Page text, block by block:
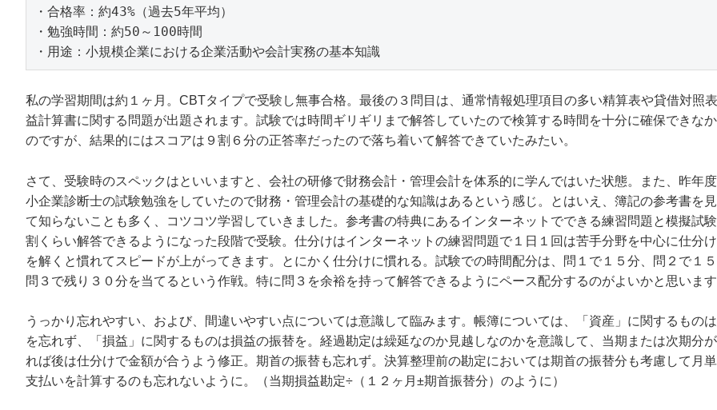
・合格率：約43%（過去5年平均）
・勉強時間：約50～100時間
・用途：小規模企業における企業活動や会計実務の基本知識
私の学習期間は約１ヶ月。CBTタイプで受験し無事合格。最後の３問目は、通常情報処理項目の多い精算表や貸借対照
益計算書に関する問題が出題されます。試験では時間ギリギリまで解答していたので検算する時間を十分に確保できな
のですが、結果的にはスコアは９割６分の正答率だったので落ち着いて解答できていたみたい。
さて、受験時のスペックはといいますと、会社の研修で財務会計・管理会計を体系的に学んではいた状態。また、 昨年
小企業診断士の試験勉強をしていたので財務・管理会計の基礎的な知識はあるという感じ。とはいえ、簿記の参考書を
て知らないことも多く、コツコツ学習していきました。参考書の特典にあるインターネットでできる練習問題と模擬試験
割くらい解答できるようになった段階で受験。仕分けはインターネットの練習問題で１日１回は苦手分野を中心に仕分
を解くと慣れてスピードが上がってきます。とにかく仕分けに慣れる。試験での時間配分は、問１で１５分、問２で１５
問３で残り３０分を当てるという作戦。特に問３を余裕を持って解答できるようにペース配分するのがよいかと思います
うっかり忘れやすい、および、間違いやすい点については意識して臨みます。帳簿については、「資産」に関するもの
を忘れず、「損益」に関するものは損益の振替を。経過勘定は繰延なのか見越しなのかを意識して、当期または次期分
れば後は仕分けで金額が合うよう修正。期首の振替も忘れず。決算整理前の勘定においては期首の振替分も考慮して月
支払いを計算するのも忘れないように。（当期損益勘定÷（ １２ヶ月±期首振替分）のように）